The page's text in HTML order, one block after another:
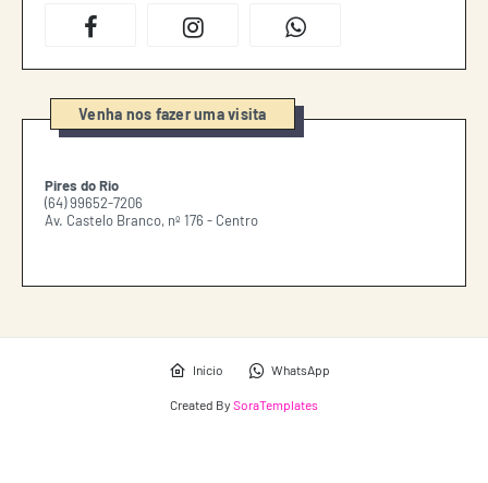
Venha nos fazer uma visita
Pires do Rio
(64) 99652-7206
Av. Castelo Branco, nº 176 - Centro
Início WhatsApp
Created By SoraTemplates